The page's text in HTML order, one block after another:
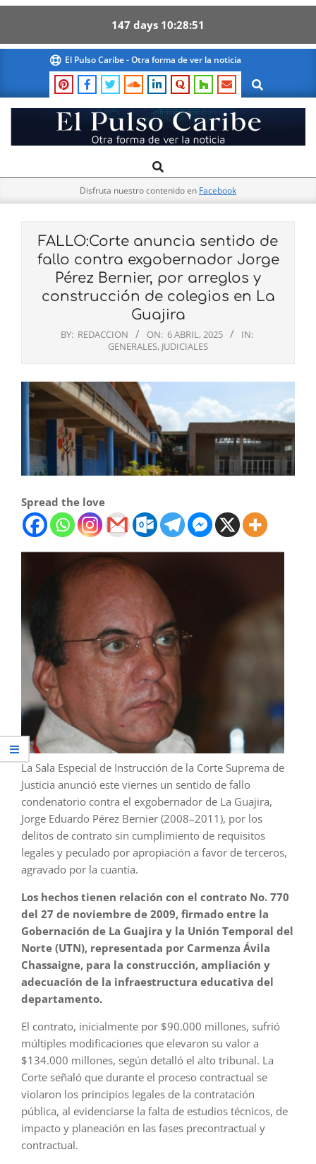
147 days 10 28 50
content
El Pulso Caribe - Otra forma de ver la noticia
Search
El
Pulso
Navigation
Search
Disfruta nuestro contenido en Facebook
FALLO:Corte anuncia sentido de
fallo contra exgobernador Jorge
Pérez Bernier, por arreglos y
construcción de colegios en La
Guajira
BY: REDACCION ON: 6 ABRIL, 2025
IN:
GENERALES, JUDICIALES
Spread the love
La Sala Especial de Instrucción de la Corte Suprema de
Justicia anunció este viernes un sentido de fallo
condenatorio contra el exgobernador de La Guajira,
Jorge Eduardo Pérez Bernier (2008–2011), por los
delitos de contrato sin cumplimiento de requisitos
legales y peculado por apropiación a favor de terceros,
agravado por la cuantía.
Los hechos tienen relación con el contrato No. 770
del 27 de noviembre de 2009, firmado entre la
Gobernación de La Guajira y la Unión Temporal del
Norte (UTN), representada por Carmenza Ávila
Chassaigne, para la construcción, ampliación y
adecuación de la infraestructura educativa del
departamento.
El contrato, inicialmente por $90.000 millones, sufrió
múltiples modificaciones que elevaron su valor a
$134.000 millones, según detalló el alto tribunal. La
Corte señaló que durante el proceso contractual se
violaron los principios legales de la contratación
pública, al evidenciarse la falta de estudios técnicos, de
impacto y planeación en las fases precontractual y
contractual.